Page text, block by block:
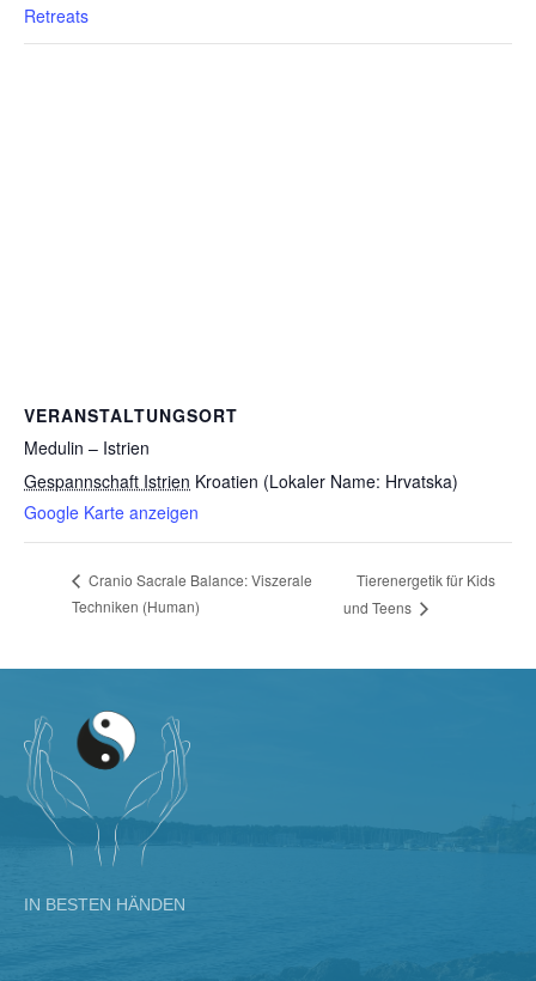
Retreats
VERANSTALTUNGSORT
Medulin – Istrien
Gespannschaft Istrien Kroatien (Lokaler Name: Hrvatska)
Google Karte anzeigen
Cranio Sacrale Balance: Viszerale
Techniken (Human)
Tierenergetik für Kids
und Teens
IN BESTEN HÄNDEN